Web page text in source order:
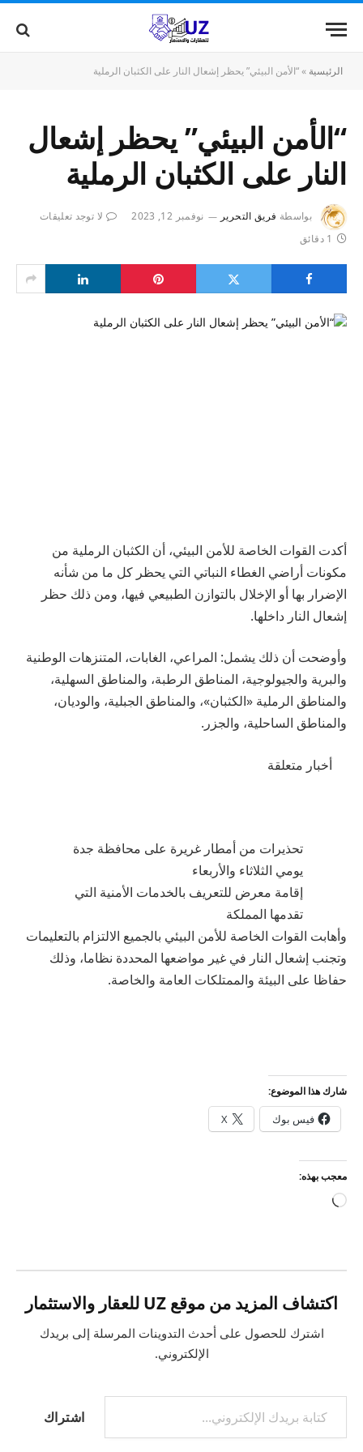
الرئيسية »“الأمن البيئي” يحظر إشعال النار على الكثبان الرملية
“الأمن البيئي” يحظر إشعال
النار على الكثبان الرملية
بواسطة فريق التحرير نوفمبر 12, 2023
لا توجد تعليقات
1 دقائق
أكدت القوات الخاصة للأمن البيئي، أن الكثبان الرملية من
مكونات أراضي الغطاء النباتي التي يحظر كل ما من شأنه
الإضرار بها أو الإخلال بالتوازن الطبيعي فيها، ومن ذلك حظر
إشعال النار داخلها.
وأوضحت أن ذلك يشمل: المراعي، الغابات، المتنزهات الوطنية
والبرية والجيولوجية، المناطق الرطبة، والمناطق السهلية،
والمناطق الرملية «الكثبان»، والمناطق الجبلية، والوديان،
والمناطق الساحلية، والجزر.
أخبار متعلقة
تحذيرات من أمطار غريرة على محافظة جدة
يومي الثلاثاء والأربعاء
إقامة معرض للتعريف بالخدمات الأمنية التي
تقدمها المملكة
وأهابت القوات الخاصة للأمن البيئي بالجميع الالتزام بالتعليمات
وتجنب إشعال النار في غير مواضعها المحددة نظاما، وذلك
حفاظا على البيئة والممتلكات العامة والخاصة.
شارك هذا الموضوع:
فيس بوك X
معجب بهذه:
جاري
اكتشاف المزيد من موقع UZ للعقار والاستثمار
اشترك للحصول على أحدث التدوينات المرسلة إلى بريدك
الإلكتروني.
كتابة بريدك الإلكتروني...
اشتراك